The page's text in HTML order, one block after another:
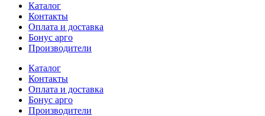
Каталог
Контакты
Оплата и доставка
Бонус арго
Производители
Каталог
Контакты
Оплата и доставка
Бонус арго
Производители